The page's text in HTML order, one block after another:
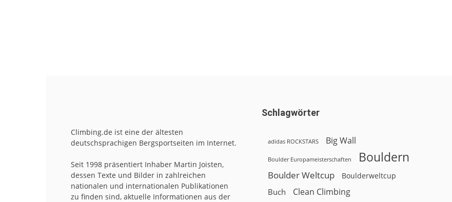
Climbing.de ist eine der ältesten
deutschsprachigen Bergsportseiten im Internet.
Seit 1998 präsentiert Inhaber Martin Joisten,
dessen Texte und Bilder in zahlreichen
nationalen und internationalen Publikationen
zu finden sind, aktuelle Informationen aus der
Schlagwörter
adidas ROCKSTARS Big Wall
Boulder Europameisterschaften Bouldern
Boulder Weltcup Boulderweltcup
Buch Clean Climbing